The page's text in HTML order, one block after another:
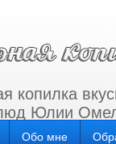
копилка
Юлии
Обо мне